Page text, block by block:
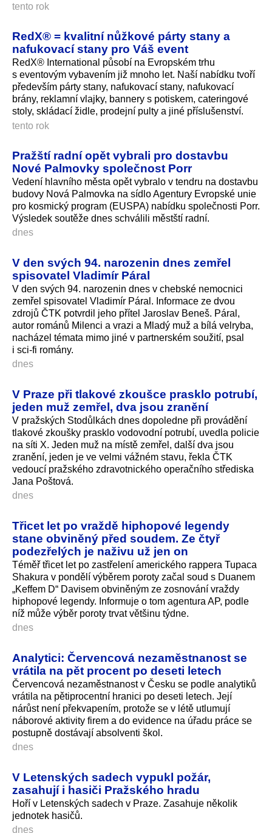
tento rok
RedX® = kvalitní nůžkové párty stany a
nafukovací stany pro Váš event
RedX® International působí na Evropském trhu
s eventovým vybavením již mnoho let. Naší nabídku tvoří
především párty stany, nafukovací stany, nafukovací
brány, reklamní vlajky, bannery s potiskem, cateringové
stoly, skládací židle, prodejní pulty a jiné příslušenství.
tento rok
Pražští radní opět vybrali pro dostavbu
Nové Palmovky společnost Porr
Vedení hlavního města opět vybralo v tendru na dostavbu
budovy Nová Palmovka na sídlo Agentury Evropské unie
pro kosmický program (EUSPA) nabídku společnosti Porr.
Výsledek soutěže dnes schválili městští radní.
dnes
V den svých 94. narozenin dnes zemřel
spisovatel Vladimír Páral
V den svých 94. narozenin dnes v chebské nemocnici
zemřel spisovatel Vladimír Páral. Informace ze dvou
zdrojů ČTK potvrdil jeho přítel Jaroslav Beneš. Páral,
autor románů Milenci a vrazi a Mladý muž a bílá velryba,
nacházel témata mimo jiné v partnerském soužití, psal
i sci-fi romány.
dnes
V Praze při tlakové zkoušce prasklo potrubí,
jeden muž zemřel, dva jsou zranění
V pražských Stodůlkách dnes dopoledne při provádění
tlakové zkoušky prasklo vodovodní potrubí, uvedla policie
na síti X. Jeden muž na místě zemřel, další dva jsou
zranění, jeden je ve velmi vážném stavu, řekla ČTK
vedoucí pražského zdravotnického operačního střediska
Jana Poštová.
dnes
Třicet let po vraždě hiphopové legendy
stane obviněný před soudem. Ze čtyř
podezřelých je naživu už jen on
Téměř třicet let po zastřelení amerického rappera Tupaca
Shakura v pondělí výběrem poroty začal soud s Duanem
„Keffem D“ Davisem obviněným ze zosnování vraždy
hiphopové legendy. Informuje o tom agentura AP, podle
níž může výběr poroty trvat většinu týdne.
dnes
Analytici: Červencová nezaměstnanost se
vrátila na pět procent po deseti letech
Červencová nezaměstnanost v Česku se podle analytiků
vrátila na pětiprocentní hranici po deseti letech. Její
nárůst není překvapením, protože se v létě utlumují
náborové aktivity firem a do evidence na úřadu práce se
postupně dostávají absolventi škol.
dnes
V Letenských sadech vypukl požár,
zasahují i hasiči Pražského hradu
Hoří v Letenských sadech v Praze. Zasahuje několik
jednotek hasičů.
dnes